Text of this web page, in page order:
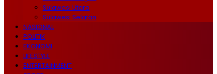
Sulawesi Utara
Sulawesi Selatan
NASIONAL
POLITIK
EKONOMI
LIFESTYLE
ENTERTAINMENT